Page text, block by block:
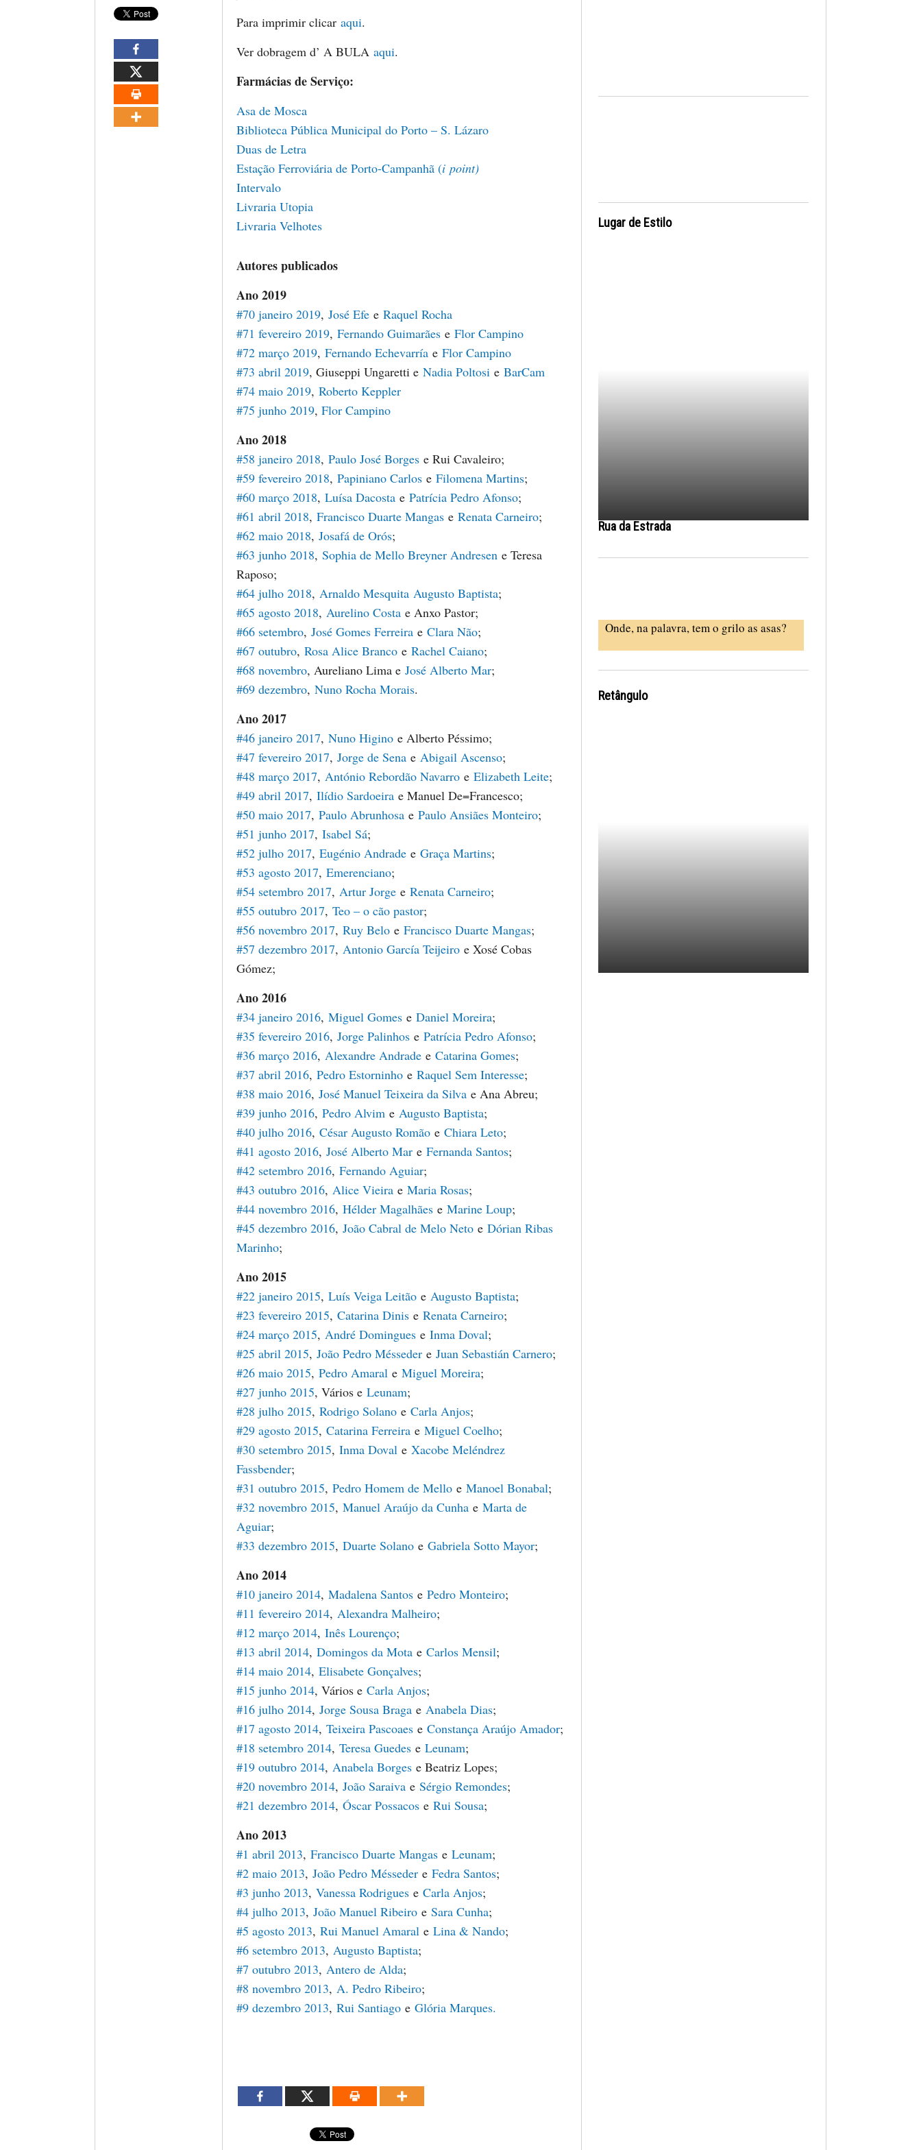
Para imprimir clicar aqui.
Ver dobragem d’ A BULA aqui.
Farmácias de Serviço:
Asa de Mosca
Biblioteca Pública Municipal do Porto – S. Lázaro
Duas de Letra
Estação Ferroviária de Porto-Campanhã (i point)
Intervalo
Livraria Utopia
Livraria Velhotes
Autores publicados
Ano 2019
#70 janeiro 2019, José Efe e Raquel Rocha
#71 fevereiro 2019, Fernando Guimarães e Flor Campino
#72 março 2019, Fernando Echevarría e Flor Campino
#73 abril 2019, Giuseppi Ungaretti e Nadia Poltosi e BarCam
#74 maio 2019, Roberto Keppler
#75 junho 2019, Flor Campino
Ano 2018
#58 janeiro 2018, Paulo José Borges e Rui Cavaleiro;
#59 fevereiro 2018, Papiniano Carlos e Filomena Martins;
#60 março 2018, Luísa Dacosta e Patrícia Pedro Afonso;
#61 abril 2018, Francisco Duarte Mangas e Renata Carneiro;
#62 maio 2018, Josafá de Orós;
#63 junho 2018, Sophia de Mello Breyner Andresen e Teresa
Raposo;
#64 julho 2018, Arnaldo Mesquita Augusto Baptista;
#65 agosto 2018, Aurelino Costa e Anxo Pastor;
#66 setembro, José Gomes Ferreira e Clara Não;
#67 outubro, Rosa Alice Branco e Rachel Caiano;
#68 novembro, Aureliano Lima e José Alberto Mar;
#69 dezembro, Nuno Rocha Morais.
Ano 2017
#46 janeiro 2017, Nuno Higino e Alberto Péssimo;
#47 fevereiro 2017, Jorge de Sena e Abigail Ascenso;
#48 março 2017, António Rebordão Navarro e Elizabeth Leite;
#49 abril 2017, Ilídio Sardoeira e Manuel De=Francesco;
#50 maio 2017, Paulo Abrunhosa e Paulo Ansiães Monteiro;
#51 junho 2017, Isabel Sá;
#52 julho 2017, Eugénio Andrade e Graça Martins;
#53 agosto 2017, Emerenciano;
#54 setembro 2017, Artur Jorge e Renata Carneiro;
#55 outubro 2017, Teo – o cão pastor;
#56 novembro 2017, Ruy Belo e Francisco Duarte Mangas;
#57 dezembro 2017, Antonio García Teijeiro e Xosé Cobas
Gómez;
Ano 2016
#34 janeiro 2016, Miguel Gomes e Daniel Moreira;
#35 fevereiro 2016, Jorge Palinhos e Patrícia Pedro Afonso;
#36 março 2016, Alexandre Andrade e Catarina Gomes;
#37 abril 2016, Pedro Estorninho e Raquel Sem Interesse;
#38 maio 2016, José Manuel Teixeira da Silva e Ana Abreu;
#39 junho 2016, Pedro Alvim e Augusto Baptista;
#40 julho 2016, César Augusto Romão e Chiara Leto;
#41 agosto 2016, José Alberto Mar e Fernanda Santos;
#42 setembro 2016, Fernando Aguiar;
#43 outubro 2016, Alice Vieira e Maria Rosas;
#44 novembro 2016, Hélder Magalhães e Marine Loup;
#45 dezembro 2016, João Cabral de Melo Neto e Dórian Ribas
Marinho;
Ano 2015
#22 janeiro 2015, Luís Veiga Leitão e Augusto Baptista;
#23 fevereiro 2015, Catarina Dinis e Renata Carneiro;
#24 março 2015, André Domingues e Inma Doval;
#25 abril 2015, João Pedro Mésseder e Juan Sebastián Carnero;
#26 maio 2015, Pedro Amaral e Miguel Moreira;
#27 junho 2015, Vários e Leunam;
#28 julho 2015, Rodrigo Solano e Carla Anjos;
#29 agosto 2015, Catarina Ferreira e Miguel Coelho;
#30 setembro 2015, Inma Doval e Xacobe Meléndrez
Fassbender;
#31 outubro 2015, Pedro Homem de Mello e Manoel Bonabal;
#32 novembro 2015, Manuel Araújo da Cunha e Marta de
Aguiar;
#33 dezembro 2015, Duarte Solano e Gabriela Sotto Mayor;
Ano 2014
#10 janeiro 2014, Madalena Santos e Pedro Monteiro;
#11 fevereiro 2014, Alexandra Malheiro;
#12 março 2014, Inês Lourenço;
#13 abril 2014, Domingos da Mota e Carlos Mensil;
#14 maio 2014, Elisabete Gonçalves;
#15 junho 2014, Vários e Carla Anjos;
#16 julho 2014, Jorge Sousa Braga e Anabela Dias;
#17 agosto 2014, Teixeira Pascoaes e Constança Araújo Amador;
#18 setembro 2014, Teresa Guedes e Leunam;
#19 outubro 2014, Anabela Borges e Beatriz Lopes;
#20 novembro 2014, João Saraiva e Sérgio Remondes;
#21 dezembro 2014, Óscar Possacos e Rui Sousa;
Ano 2013
#1 abril 2013, Francisco Duarte Mangas e Leunam;
#2 maio 2013, João Pedro Mésseder e Fedra Santos;
#3 junho 2013, Vanessa Rodrigues e Carla Anjos;
#4 julho 2013, João Manuel Ribeiro e Sara Cunha;
#5 agosto 2013, Rui Manuel Amaral e Lina & Nando;
#6 setembro 2013, Augusto Baptista;
#7 outubro 2013, Antero de Alda;
#8 novembro 2013, A. Pedro Ribeiro;
#9 dezembro 2013, Rui Santiago e Glória Marques.
Lugar de Estilo
Rua da Estrada
Onde, na palavra, tem o grilo as asas?
Retângulo